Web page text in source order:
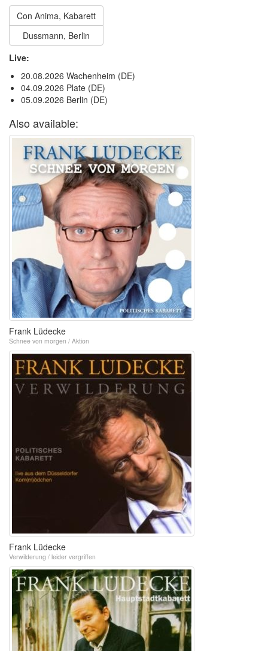
Con Anima, Kabarett
Dussmann, Berlin
Live:
20.08.2026 Wachenheim (DE)
04.09.2026 Plate (DE)
05.09.2026 Berlin (DE)
Also available:
Frank Lüdecke
Schnee von morgen / Aktion
Frank Lüdecke
Verwilderung / leider vergriffen